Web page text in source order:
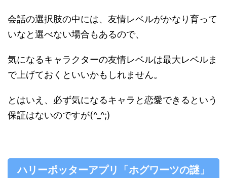
会話の選択肢の中には、友情レベルがかなり育って
いなと選べない場合もあるので、
気になるキャラクターの友情レベルは最大レベルま
で上げておくといいかもしれません。
とはいえ、必ず気になるキャラと恋愛できるという
保証はないのですが(^_^;)
ハリーポッターアプリ「ホグワーツの謎」